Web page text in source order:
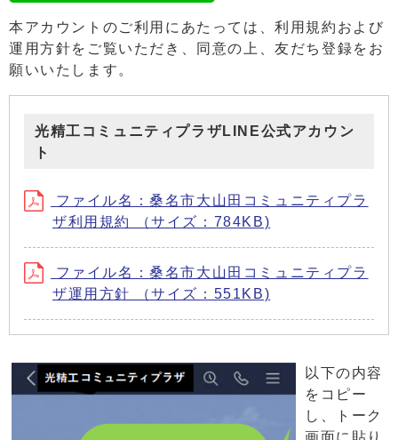
本アカウントのご利用にあたっては、利用規約および
運用方針をご覧いただき、同意の上、友だち登録をお
願いいたします。
光精工コミュニティプラザLINE公式アカウン
ト
ファイル名：桑名市大山田コミュニティプラ
ザ利用規約 （サイズ：784KB)
ファイル名：桑名市大山田コミュニティプラ
ザ運用方針 （サイズ：551KB)
以下の内容
をコピー
し、トーク
画面に貼り